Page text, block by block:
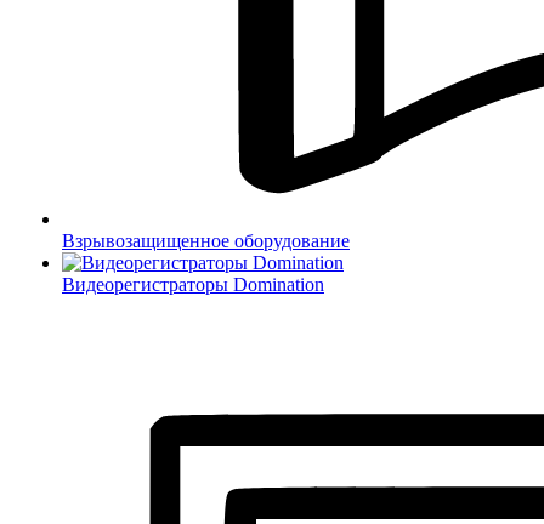
Взрывозащищенное оборудование
Видеорегистраторы Domination